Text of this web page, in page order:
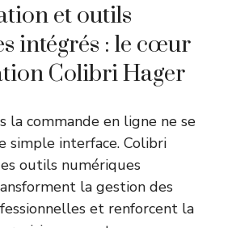
et outils
intégrés : le cœur
Colibri Hager
la commande en ligne ne se
simple interface. Colibri
outils numériques
la gestion des
et renforcent la